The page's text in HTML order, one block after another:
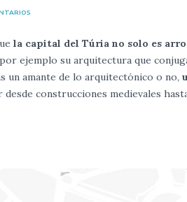
la capital del Túria no solo es
ejemplo su arquitectura que
un amante de lo arquitectónico o no,
construcciones medievales